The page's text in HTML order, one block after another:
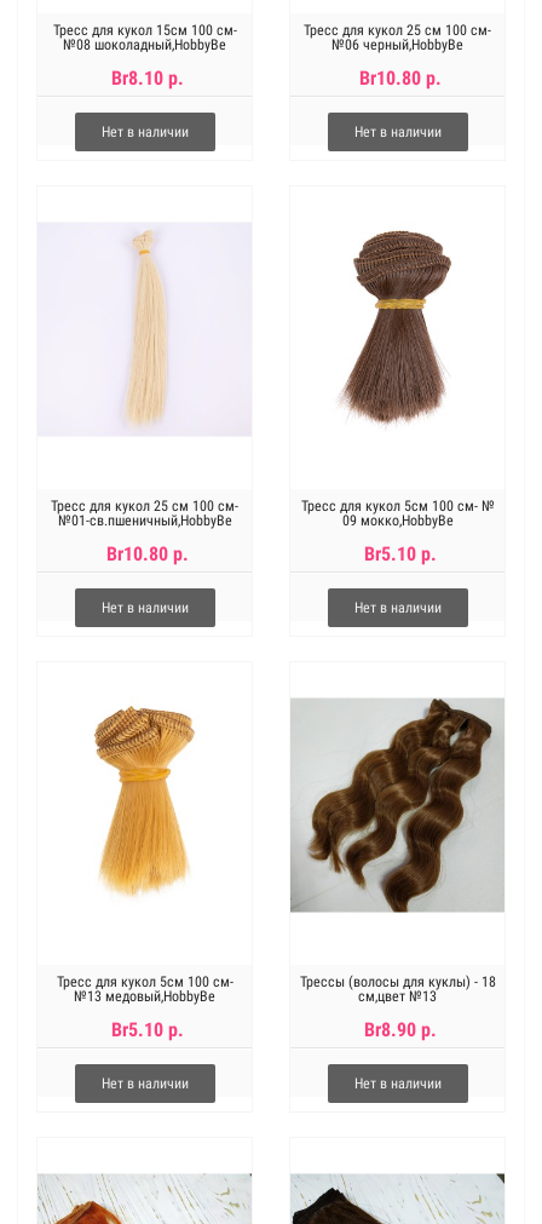
Тресс для кукол 15см 100 см-
№08 шоколадный,HobbyBe
Br8.10 р.
Нет в наличии
Тресс для кукол 25 см 100 см-
№06 черный,HobbyBe
Br10.80 р.
Нет в наличии
Тресс для кукол 25 см 100 см-
№01-св.пшеничный,HobbyBe
Br10.80 р.
Нет в наличии
Тресс для кукол 5см 100 см- №
09 мокко,HobbyBe
Br5.10 р.
Нет в наличии
Тресс для кукол 5см 100 см-
№13 медовый,HobbyBe
Br5.10 р.
Нет в наличии
Трессы (волосы для куклы) - 18
см,цвет №13
Br8.90 р.
Нет в наличии